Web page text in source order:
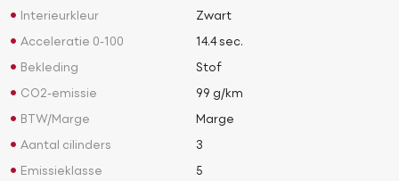
Interieurkleur Zwart
Acceleratie 0-100 14.4 sec.
Bekleding Stof
CO2-emissie 99 g/km
BTW/Marge Marge
Aantal cilinders 3
Emissieklasse 5